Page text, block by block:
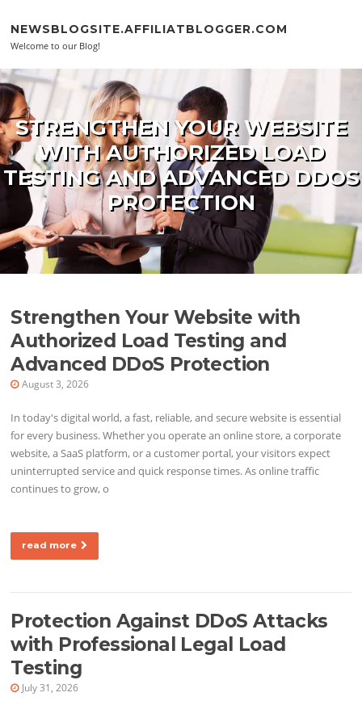
NEWSBLOGSITE.AFFILIATBLOGGER.COM
Welcome to our Blog!
STRENGTHEN YOUR WEBSITE
WITH AUTHORIZED LOAD
TESTING AND ADVANCED DDOS
PROTECTION
Strengthen Your Website with
Authorized Load Testing and
Advanced DDoS Protection
August 3, 2026
In today's digital world, a fast, reliable, and secure website is essential
for every business. Whether you operate an online store, a corporate
website, a SaaS platform, or a customer portal, your visitors expect
uninterrupted service and quick response times. As online traffic
continues to grow, o
read more
Protection Against DDoS Attacks
with Professional Legal Load
Testing
July 31, 2026